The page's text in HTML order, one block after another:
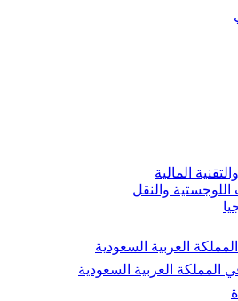
المالية
اللوجستية والنقل
العربية السعودية
المملكة العربية السعودية